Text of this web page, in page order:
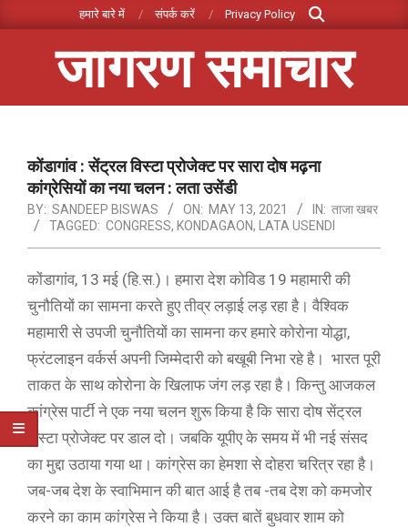
to
हमारे बारे में संपर्क करें Privacy Policy
Search
जागरण समाचार
Menuकोंडागांव : सेंट्रल विस्टा प्रोजेक्ट पर सारा दोष मढ़ना
कांग्रेसियों का नया चलन : लता उसेंडी
BY: SANDEEP BISWAS ON: MAY 13, 2021 IN: ताजा खबर
TAGGED: CONGRESS, KONDAGAON, LATA USENDI
कोंडागांव, 13 मई (हि.स.)। हमारा देश कोविड 19 महामारी की
चुनौतियों का सामना करते हुए तीव्र लड़ाई लड़ रहा है। वैश्विक
महामारी से उपजी चुनौतियों का सामना कर हमारे कोरोना योद्धा,
फ्रंटलाइन वर्कर्स अपनी जिम्मेदारी को बखूबी निभा रहे है। भारत पूरी
ताकत के साथ कोरोना के खिलाफ जंग लड़ रहा है। किन्तु आजकल
कांग्रेस पार्टी ने एक नया चलन शुरू किया है कि सारा दोष सेंट्रल
विस्टा प्रोजेक्ट पर डाल दो। जबकि यूपीए के समय में भी नई संसद
का मुद्दा उठाया गया था। कांग्रेस का हेमशा से दोहरा चरित्र रहा है।
जब-जब देश के स्वाभिमान की बात आई है तब -तब देश को कमजोर
करने का काम कांग्रेस ने किया है। उक्त बातें बुधवार शाम को